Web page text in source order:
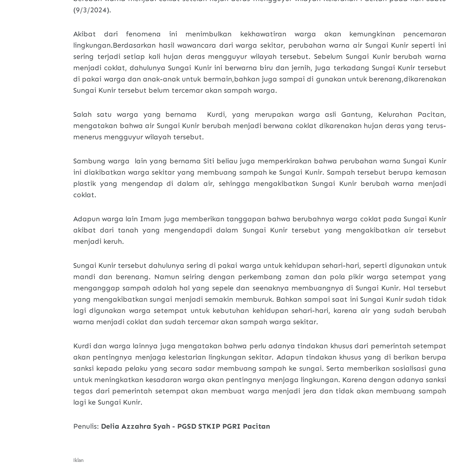
(9/3/2024).
Akibat dari fenomena ini menimbulkan kekhawatiran warga akan kemungkinan pencemaran
lingkungan.Berdasarkan hasil wawancara dari warga sekitar, perubahan warna air Sungai Kunir seperti ini
sering terjadi setiap kali hujan deras mengguyur wilayah tersebut. Sebelum Sungai Kunir berubah warna
menjadi coklat, dahulunya Sungai Kunir ini berwarna biru dan jernih, Juga terkadang Sungai Kunir tersebut
di pakai warga dan anak-anak untuk bermain,bahkan juga sampai di gunakan untuk berenang,dikarenakan
Sungai Kunir tersebut belum tercemar akan sampah warga.
Salah satu warga yang bernama Kurdi, yang merupakan warga asli Gantung, Kelurahan Pacitan,
mengatakan bahwa air Sungai Kunir berubah menjadi berwana coklat dikarenakan hujan deras yang terus-
menerus mengguyur wilayah tersebut.
Sambung warga lain yang bernama Siti beliau juga memperkirakan bahwa perubahan warna Sungai Kunir
ini diakibatkan warga sekitar yang membuang sampah ke Sungai Kunir. Sampah tersebut berupa kemasan
plastik yang mengendap di dalam air, sehingga mengakibatkan Sungai Kunir berubah warna menjadi
coklat.
Adapun warga lain Imam juga memberikan tanggapan bahwa berubahnya warga coklat pada Sungai Kunir
akibat dari tanah yang mengendapdi dalam Sungai Kunir tersebut yang mengakibatkan air tersebut
menjadi keruh.
Sungai Kunir tersebut dahulunya sering di pakai warga untuk kehidupan sehari-hari, seperti digunakan untuk
mandi dan berenang. Namun seiring dengan perkembang zaman dan pola pikir warga setempat yang
menganggap sampah adalah hal yang sepele dan seenaknya membuangnya di Sungai Kunir. Hal tersebut
yang mengakibatkan sungai menjadi semakin memburuk. Bahkan sampai saat ini Sungai Kunir sudah tidak
lagi digunakan warga setempat untuk kebutuhan kehidupan sehari-hari, karena air yang sudah berubah
warna menjadi coklat dan sudah tercemar akan sampah warga sekitar.
Kurdi dan warga lainnya juga mengatakan bahwa perlu adanya tindakan khusus dari pemerintah setempat
akan pentingnya menjaga kelestarian lingkungan sekitar. Adapun tindakan khusus yang di berikan berupa
sanksi kepada pelaku yang secara sadar membuang sampah ke sungai. Serta memberikan sosialisasi guna
untuk meningkatkan kesadaran warga akan pentingnya menjaga lingkungan. Karena dengan adanya sanksi
tegas dari pemerintah setempat akan membuat warga menjadi jera dan tidak akan membuang sampah
lagi ke Sungai Kunir.
Penulis: Delia Azzahra Syah - PGSD STKIP PGRI Pacitan
Iklan